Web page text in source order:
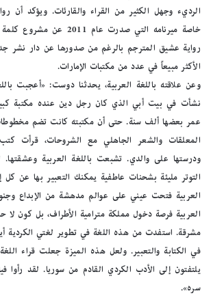
الرديء وجهل الكثير من القراء والقارئات. ويؤكد أن
خاصة ميرنامه التي صدرت
رواية عشيق المترجم بالرغم من صدورها عن دار نشر
الأكثر مبيعاً في عدد من مكتبات الإمارات.
وعن علاقته باللغة العربية، يحدثنا دوست: «أعجبت
نشأت في بيت أبي الذي كان رجل دين عنده مكتبة
عمر بعضها ألف سنة. حتى أن مكتبته كانت تضم
المعلقات والشعر الجاهلي مع الشروحات، قرأت
ودرستها على والدي. تشبعت باللغة العربية
التوتر مليئة بشحنات عاطفية يمكنك التعبير بها عن
العربية فتحت عيني على عوالم مدهشة من الإبداع
العربية فرصة دخول مملكة مترامية الأطراف، بل كون
مشرقة. استفدت من هذه اللغة في تطوير لغتي الكردية
في الكتابة والتعبير. ولعل هذه الميزة جعلت قراء
يلتفتون إلى الأدب الكردي القادم من سوريا. لقد رأوا
سره».